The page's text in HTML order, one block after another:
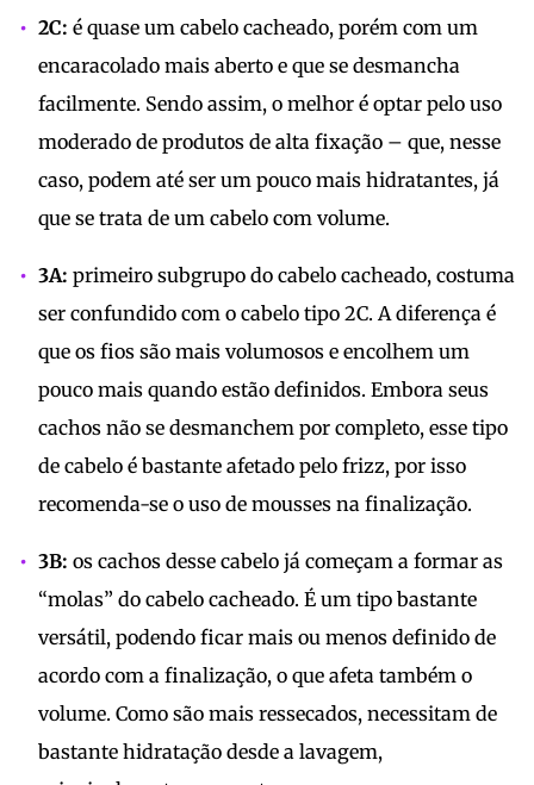
2C: é quase um cabelo cacheado, porém com um
encaracolado mais aberto e que se desmancha
facilmente. Sendo assim, o melhor é optar pelo uso
moderado de produtos de alta fixação – que, nesse
caso, podem até ser um pouco mais hidratantes, já
que se trata de um cabelo com volume.
3A: primeiro subgrupo do cabelo cacheado, costuma
ser confundido com o cabelo tipo 2C. A diferença é
que os fios são mais volumosos e encolhem um
pouco mais quando estão definidos. Embora seus
cachos não se desmanchem por completo, esse tipo
de cabelo é bastante afetado pelo frizz, por isso
recomenda-se o uso de mousses na finalização.
3B: os cachos desse cabelo já começam a formar as
“molas” do cabelo cacheado. É um tipo bastante
versátil, podendo ficar mais ou menos definido de
acordo com a finalização, o que afeta também o
volume. Como são mais ressecados, necessitam de
bastante hidratação desde a lavagem,